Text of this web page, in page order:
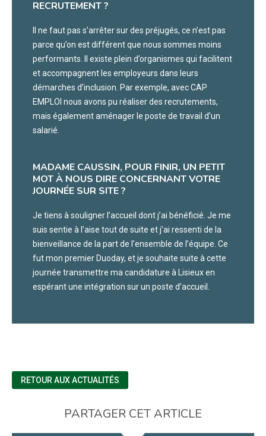
RECRUTEMENT ?
Il ne faut pas s’arrêter sur des préjugés, ce n’est pas
parce qu’on est différent que nous sommes moins
performants. Il existe plein d’organismes qui facilitent
et accompagnent les employeurs dans leurs
démarches d’inclusion. Par exemple, avec CAP
EMPLOI nous avons pu réaliser des recrutements,
mais également aménager le poste de travail d’un
salarié.
MADAME CAUSSIN, POUR FINIR, UN PETIT
MOT À NOUS DIRE CONCERNANT VOTRE
JOURNÉE SUR SITE ?
Je tiens à souligner l’accueil dont j’ai bénéficié. Je me
suis sentie à l’aise tout de suite et j’ai ressenti de la
bienveillance de la part de l’ensemble de l’équipe. Ce
fut mon premier Duoday, et je souhaite suite à cette
journée transmettre ma candidature à Lisieux en
espérant une intégration sur un poste d’accueil.
RETOUR AUX ACTUALITÉS
PARTAGER CET ARTICLE